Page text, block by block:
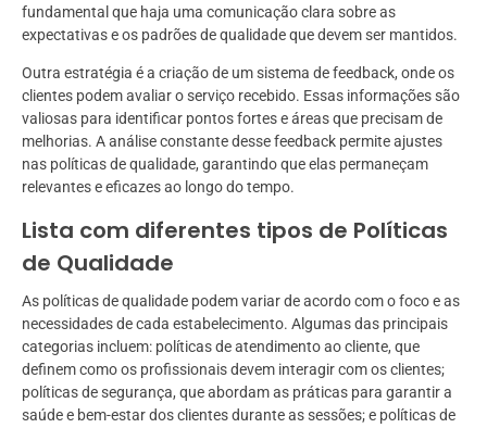
fundamental que haja uma comunicação clara sobre as
expectativas e os padrões de qualidade que devem ser mantidos.
Outra estratégia é a criação de um sistema de feedback, onde os
clientes podem avaliar o serviço recebido. Essas informações são
valiosas para identificar pontos fortes e áreas que precisam de
melhorias. A análise constante desse feedback permite ajustes
nas políticas de qualidade, garantindo que elas permaneçam
relevantes e eficazes ao longo do tempo.
Lista com diferentes tipos de Políticas
de Qualidade
As políticas de qualidade podem variar de acordo com o foco e as
necessidades de cada estabelecimento. Algumas das principais
categorias incluem: políticas de atendimento ao cliente, que
definem como os profissionais devem interagir com os clientes;
políticas de segurança, que abordam as práticas para garantir a
saúde e bem-estar dos clientes durante as sessões; e políticas de